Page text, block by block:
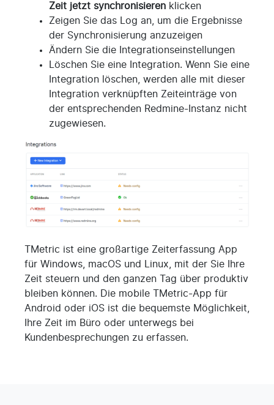
Zeit jetzt synchronisieren klicken
Zeigen Sie das Log an, um die Ergebnisse
der Synchronisierung anzuzeigen
Ändern Sie die Integrationseinstellungen
Löschen Sie eine Integration. Wenn Sie eine
Integration löschen, werden alle mit dieser
Integration verknüpften Zeiteinträge von
der entsprechenden Redmine-Instanz nicht
zugewiesen.
TMetric ist eine großartige Zeiterfassung App
für Windows, macOS und Linux, mit der Sie Ihre
Zeit steuern und den ganzen Tag über produktiv
bleiben können. Die mobile TMetric-App für
Android oder iOS ist die bequemste Möglichkeit,
Ihre Zeit im Büro oder unterwegs bei
Kundenbesprechungen zu erfassen.